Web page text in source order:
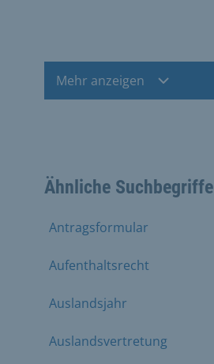
Mehr anzeigen
Ähnliche Suchbegriffe
Antragsformular
Aufenthaltsrecht
Auslandsjahr
Auslandsvertretung